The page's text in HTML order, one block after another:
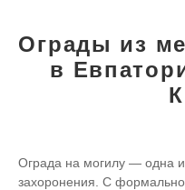
Ограды из
в
Ограда на могилу — одна
захоронения. С